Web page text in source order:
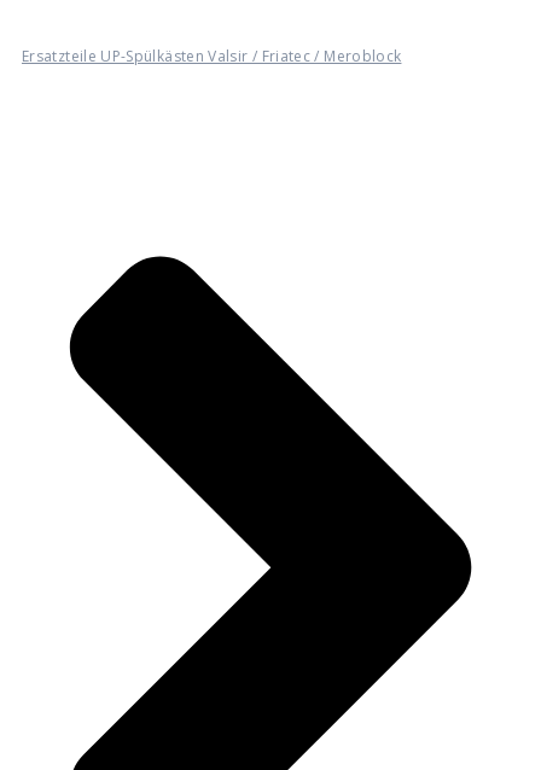
Ersatzteile UP-Spülkästen Valsir / Friatec / Meroblock